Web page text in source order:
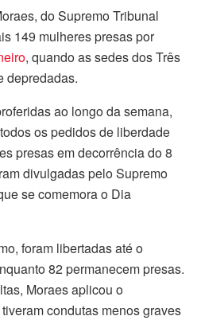
do Supremo Tribunal
149 mulheres presas por
, quando as sedes dos Três
depredadas.
ao longo da semana,
os pedidos de liberdade
presas em decorrência do 8
divulgadas pelo Supremo
se comemora o Dia
foram libertadas até o
82 permanecem presas.
Moraes aplicou o
condutas menos graves